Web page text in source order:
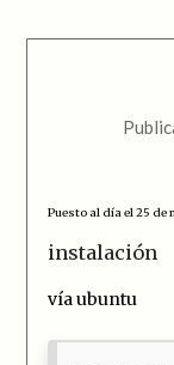
Puesto al día el 25 de
instalación
vía ubuntu